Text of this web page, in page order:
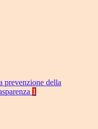
prevenzione della
1